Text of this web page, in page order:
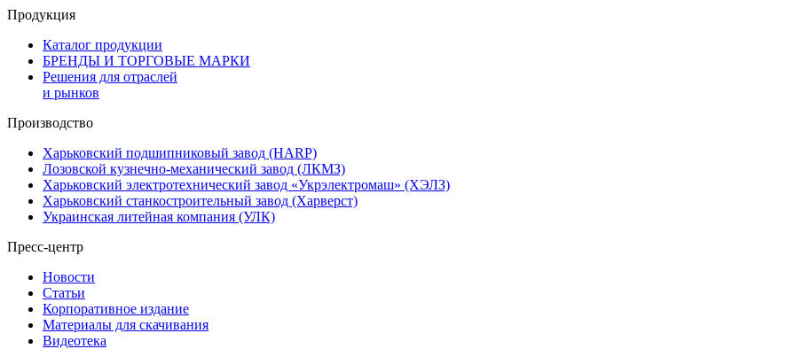
Продукция
Каталог продукции
БРЕНДЫ И ТОРГОВЫЕ МАРКИ
Решения для отраслей
и рынков
Производство
Харьковский подшипниковый завод (HARP)
Лозовской кузнечно-механический завод (ЛКМЗ)
Харьковский электротехнический завод «Укрэлектромаш» (ХЭЛЗ)
Харьковский станкостроительный завод (Харверст)
Украинская литейная компания (УЛК)
Пресс-центр
Новости
Статьи
Корпоративное издание
Материалы для скачивания
Видеотека